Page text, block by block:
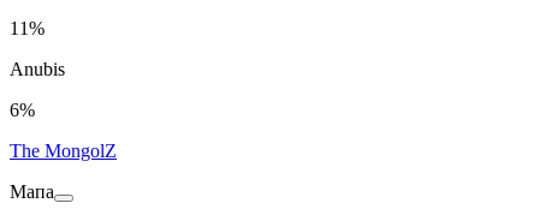
11%
Anubis
6%
The MongolZ
Мапа